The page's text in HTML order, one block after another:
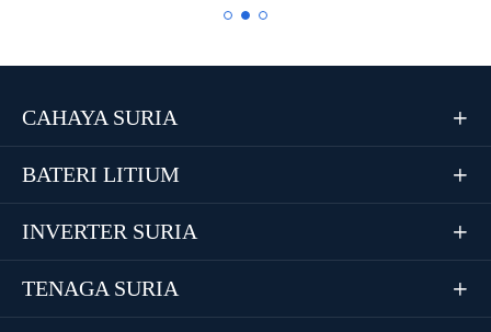
CAHAYA SURIA 
BATERI LITIUM 
INVERTER SURIA 
TENAGA SURIA 